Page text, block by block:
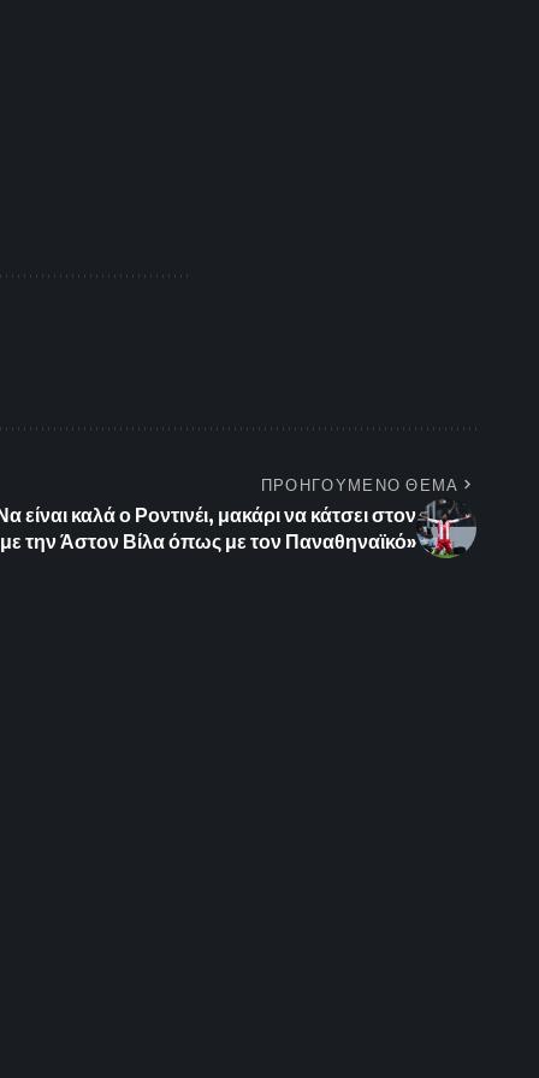
ΠΡΟΗΓΟΥΜΕΝΟ ΘΕΜΑ
είναι καλά ο Ροντινέι, μακάρι να κάτσει στον
την Άστον Βίλα όπως με τον Παναθηναϊκό»